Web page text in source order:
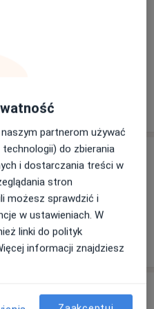
kilku publikacji oraz
i zagranicą.
doświadczeniu
i cenach
informacji o usługach i
partnerom używać
do zbierania
i dostarczania treści w
stron
możesz sprawdzić i
w ustawieniach. W
linki do polityk
informacji znajdziesz